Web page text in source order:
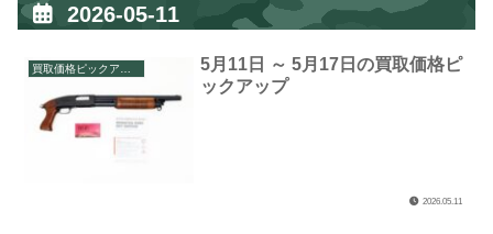
2026-05-11
買取価格ピックアップ
5月11日 ～ 5月17日の買取価格ピ
ックアップ
2026.05.11